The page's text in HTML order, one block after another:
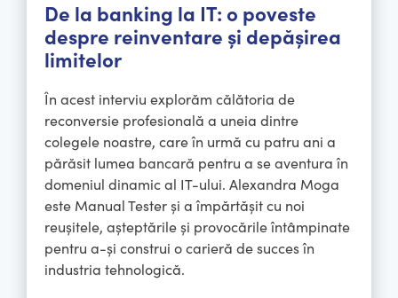
De la banking la IT: o poveste
despre reinventare și depășirea
limitelor
În acest interviu explorăm călătoria de
reconversie profesională a uneia dintre
colegele noastre, care în urmă cu patru ani a
părăsit lumea bancară pentru a se aventura în
domeniul dinamic al IT-ului. Alexandra Moga
este Manual Tester și a împărtășit cu noi
reușitele, așteptările și provocările întâmpinate
pentru a-și construi o carieră de succes în
industria tehnologică.